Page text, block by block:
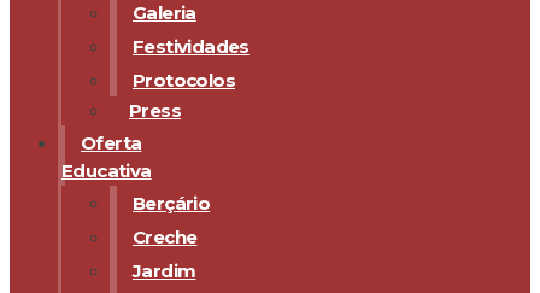
Galeria
Festividades
Protocolos
Press
Oferta
Educativa
Berçário
Creche
Jardim